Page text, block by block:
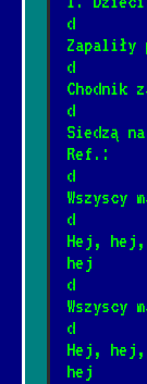
1/
*
6/
d
Zapaliły
d
Chodnik
d
Siedzą
Ref.:
d
Wszyscy
d
Hej,
hej
d
Wszyscy
d
Hej,
hej